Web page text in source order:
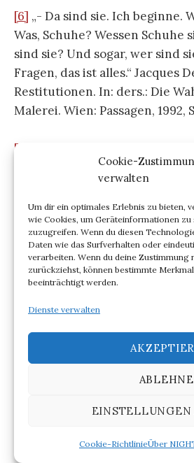
Cookie-
verwalten
Um dir ein optimales Erlebnis zu bieten,
wie Cookies, um Geräteinformationen
zuzugreifen. Wenn du diesen
Daten wie das Surfverhalten oder
verarbeiten. Wenn du deine Zustimmung
zurückziehst, können bestimmte
beeinträchtigt werden.
Dienste verwalten
EINSTELLUNGEN
Cookie-RichtlinieÜber
[6] „- Da sind sie. Ich beginne.
Was, Schuhe? Wessen Schuhe
sind sie? Und sogar, wer sind
Fragen, das ist alles.“ Jacques
Restitutionen. In: ders.: Die
Malerei. Wien: Passagen, 1992,
[7]
Praxis. Berlin: suhrkamp
[8]Ebenda S. 12.
[9]Ebenda.
[10]Ebenda S. 18.
[11]Die grammatische Flexion,
und Steigerung von
Penetration wird in La
Grenze lustvoller Sinnlichkeit
der Mazarinade auch
Vgl. dazu: Torsten Flüh: